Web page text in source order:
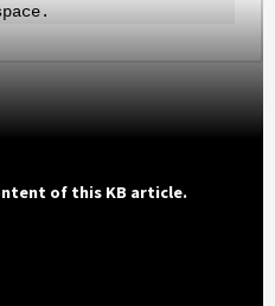
of this KB article.